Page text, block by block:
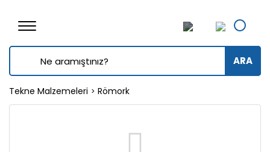
ARA
Tekne Malzemeleri Römork